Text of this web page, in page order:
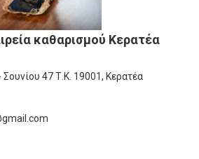
καθαρισμού Κερατέα
47Τ.Κ. 19001, Κερατέα